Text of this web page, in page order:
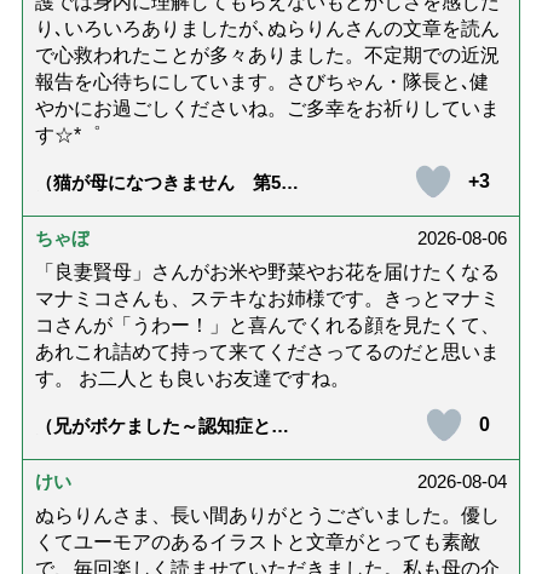
り､いろいろありましたが､ぬらりんさんの文章を読ん
で心救われたことが多々ありました。不定期での近況
報告を心待ちにしています。さびちゃん・隊長と､健
やかにお過ごしくださいね。ご多幸をお祈りしていま
す☆*゜
（猫が母になつきません 第500
+3
ちゃぼ
2026-08-06
「良妻賢母」さんがお米や野菜やお花を届けたくなる
マナミコさんも、ステキなお姉様です。きっとマナミ
コさんが「うわー！」と喜んでくれる顔を見たくて、
あれこれ詰めて持って来てくださってるのだと思いま
す。 お二人とも良いお友達ですね。
（兄がボケました～認知症と介
達』が届きました」）
0
けい
2026-08-04
ぬらりんさま、長い間ありがとうございました。優し
くてユーモアのあるイラストと文章がとっても素敵
で、毎回楽しく読ませていただきました。私も母の介